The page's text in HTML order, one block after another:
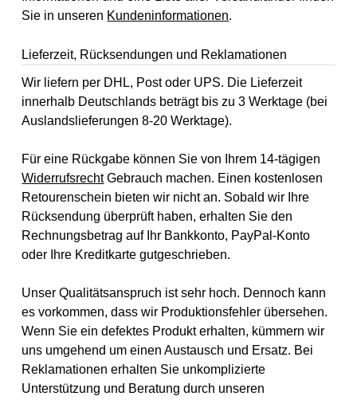
Sie in unseren Kundeninformationen.
Lieferzeit, Rücksendungen und Reklamationen
Wir liefern per DHL, Post oder UPS. Die Lieferzeit
innerhalb Deutschlands beträgt bis zu 3 Werktage (bei
Auslandslieferungen 8-20 Werktage).
Für eine Rückgabe können Sie von Ihrem 14-tägigen
WiderrufsrechtGebrauch machen. Einen kostenlosen
Retourenschein bieten wir nicht an. Sobald wir Ihre
Rücksendung überprüft haben, erhalten Sie den
Rechnungsbetrag auf Ihr Bankkonto, PayPal-Konto
oder Ihre Kreditkarte gutgeschrieben.
Unser Qualitätsanspruch ist sehr hoch. Dennoch kann
es vorkommen, dass wir Produktionsfehler übersehen.
Wenn Sie ein defektes Produkt erhalten, kümmern wir
uns umgehend um einen Austausch und Ersatz. Bei
Reklamationen erhalten Sie unkomplizierte
Unterstützung und Beratung durch unseren